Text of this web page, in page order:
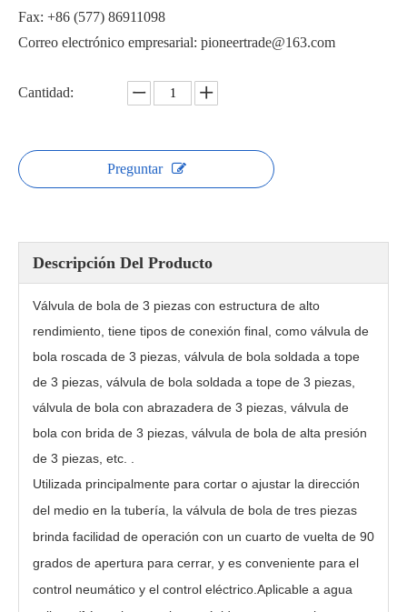
Válvula de bola de 3 piezas Q21F
Fax: +86 (577) 86911098
Correo electrónico empresarial: pioneertrade@163.com
Cantidad:
Preguntar
Descripción Del Producto
Válvula de bola de 3 piezas con estructura de alto
rendimiento, tiene tipos de conexión final, como válvula de
bola roscada de 3 piezas, válvula de bola soldada a tope
de 3 piezas, válvula de bola soldada a tope de 3 piezas,
válvula de bola con abrazadera de 3 piezas, válvula de
bola con brida de 3 piezas, válvula de bola de alta presión
de 3 piezas, etc. .
Utilizada principalmente para cortar o ajustar la dirección
del medio en la tubería, la válvula de bola de tres piezas
brinda facilidad de operación con un cuarto de vuelta de 90
grados de apertura para cerrar, y es conveniente para el
control neumático y el control eléctrico.Aplicable a agua